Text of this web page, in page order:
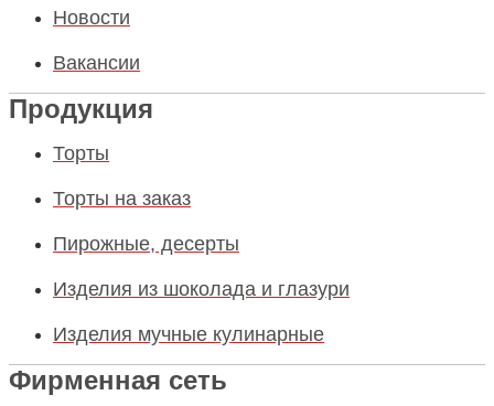
Новости
Вакансии
Продукция
Торты
Торты на заказ
Пирожные, десерты
Изделия из шоколада и глазури
Изделия мучные кулинарные
Фирменная сеть